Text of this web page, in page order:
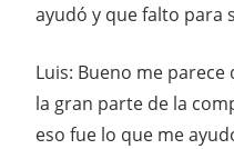
ayudó y que falto para
Luis: Bueno me
la gran parte de la
eso fue lo que me